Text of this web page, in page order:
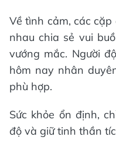
Về tình cảm, các
nhau chia sẻ vui
vướng mắc. Người
hôm nay nhân
phù hợp.
Sức khỏe ổn định,
độ và giữ tinh thần